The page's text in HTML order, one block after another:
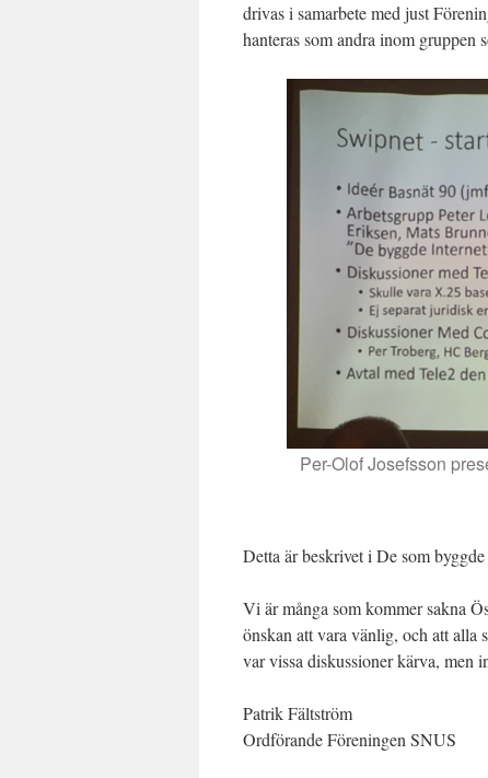
drivas i samarbete med just
hanteras som andra inom gruppen
Per-Olof Josefsson
Detta är beskrivet i De som
Vi är många som kommer sakna
önskan att vara vänlig, och att
var vissa diskussioner kärva, men
Patrik Fältström
Ordförande Föreningen SNUS